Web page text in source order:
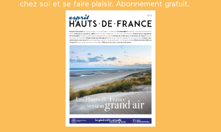
chez soi et se faire plaisir. Abonnement gratuit.